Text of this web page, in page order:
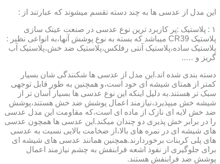
این مدل از عدسی ها به چند دسته تقسم میشوند که عبارتند از :
۱ : پلاستیک :پر کاربرد ترین نوع عدسی در صنعت عینک سازی
پلاستیک CR39 میباشد که بسته به نوع پوشش آنها،به انواعی نظیر :
پلاستیک ساده،پلاستیک آنتی رفلکس،پلاستیک ضد خش،پلاستیک آب
گریز و …..
دسته بندی شده اند.این مدل از عدسی ها شکنندگی شان بسیار
کمتر از همتای شیشه ای خود است،و همچنین به طور قابل توجهی
سبک تر هستند.به دلیل اینکه این نوع عدسی ها بسیار آسان تر از
شیشه خش میپذیرد،نیازمند اعمال پوشش ضد خش هستند،پوشش
ضد خش لایه ای نازک از ماده ای است،که مقاومت این مدل عدسی
را در برابر خش پذیری دو چندان میکند.این عدسی ها همچون عدسی
های شیشه ای در نمره های بالا،از ضخامت بالایی نسبت به عدسی
های پلی کربنات برخوردارند.همچنین همانند عدسی های شیشه ای
برای جلوگیری از نفوذ اشعه فرابنفش به چشم نیازمند اعمال
پوشش ضد فرابنفش هستند.